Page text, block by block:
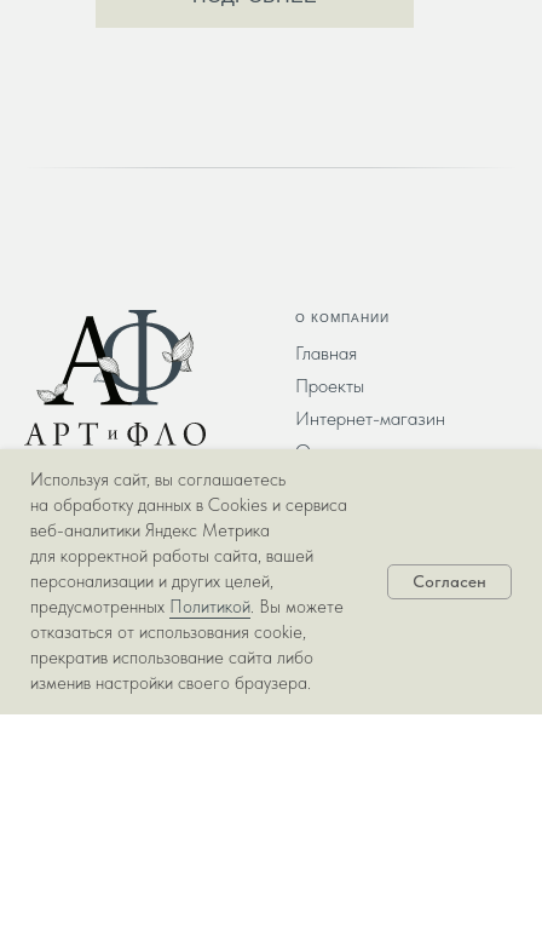
© АРТиФЛО, 2013-2026
О КОМПАНИИ
Главная
Проекты
Интернет-магазин
О компании
Политика
УСЛУГИ
Оформление свадеб и
мероприятий
САЛОНЫ
Салтыкова-щедрина
Используя сайт, вы соглашаетесь
на обработку данных в Cookies и сервиса
веб-аналитики Яндекс Метрика
для корректной работы сайта, вашей
персонализации и других целей,
предусмотренных Политикой. Вы можете
отказаться от использования cookie,
прекратив использование сайта либо
изменив настройки своего браузера.
Согласен